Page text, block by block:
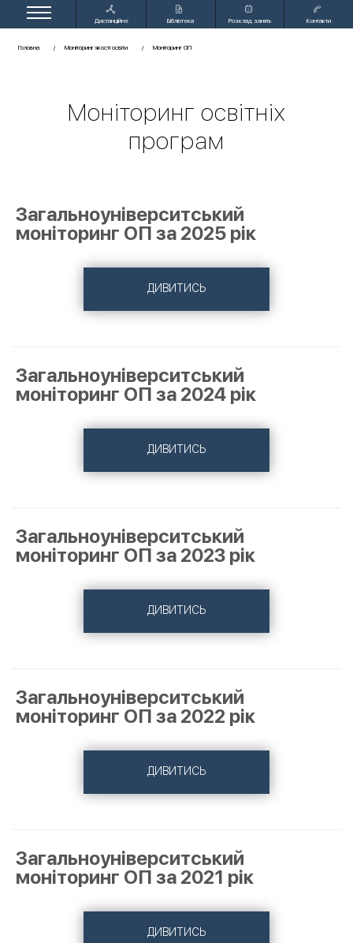
Дистанційне
Бібліотека Розклад занять Контакти
Головна Моніторинг якості освіти Моніторинг ОП
Моніторинг освітніх
програм
Загальноуніверситський
моніторинг ОП за 2025 рік
ДИВИТИСЬ
Загальноуніверситський
моніторинг ОП за 2024 рік
ДИВИТИСЬ
Загальноуніверситський
моніторинг ОП за 2023 рік
ДИВИТИСЬ
Загальноуніверситський
моніторинг ОП за 2022 рік
ДИВИТИСЬ
Загальноуніверситський
моніторинг ОП за 2021 рік
ДИВИТИСЬ